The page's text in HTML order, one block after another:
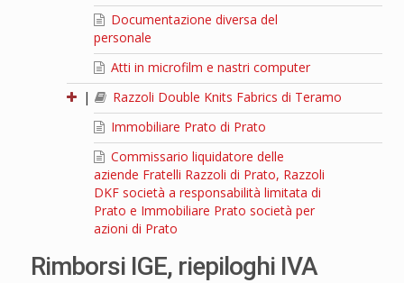
Documentazione diversa del
personale
Atti in microfilm e nastri computer
|
Razzoli Double Knits Fabrics di Teramo
Immobiliare Prato di Prato
Commissario liquidatore delle
aziende Fratelli Razzoli di Prato, Razzoli
DKF società a responsabilità limitata di
Prato e Immobiliare Prato società per
azioni di Prato
Rimborsi IGE, riepiloghi IVA